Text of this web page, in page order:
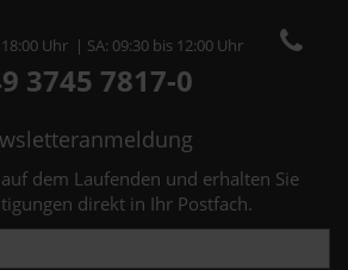
Uhr | SA: 09:30 bis 12:00 Uhr
3745 7817-0
dem Laufenden und erhalten Sie
direkt in Ihr Postfach.